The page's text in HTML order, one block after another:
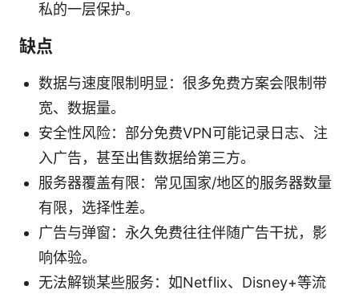
私的一层保护。
缺点
数据与速度限制明显：很多免费方案会限制带
宽、数据量。
安全性风险：部分免费VPN可能记录日志、注
入广告，甚至出售数据给第三方。
服务器覆盖有限：常见国家/地区的服务器数量
有限，选择性差。
广告与弹窗：永久免费往往伴随广告干扰，影
响体验。
无法解锁某些服务：如Netflix、Disney+等流